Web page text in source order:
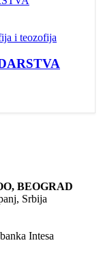
i teozofija
BEOGRAD
Srbija
Intesa